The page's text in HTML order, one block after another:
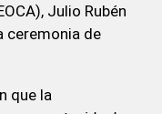
Julio Rubén
ceremonia de
que la